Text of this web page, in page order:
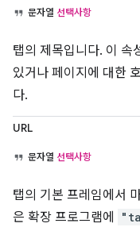
문자열 선택사항
탭의 제목입니다. 이 속
있거나 페이지에 대한
다.
URL
문자열 선택사항
탭의 기본 프레임에서
은 확장 프로그램에